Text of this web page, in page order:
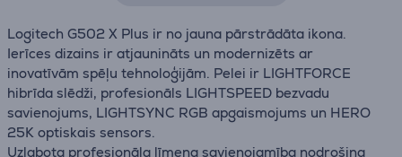
Logitech G502 X Plus ir no jauna pārstrādāta ikona.
Ierīces dizains ir atjaunināts un modernizēts ar
inovatīvām spēļu tehnoloģijām. Pelei ir LIGHTFORCE
hibrīda slēdži, profesionāls LIGHTSPEED bezvadu
savienojums, LIGHTSYNC RGB apgaismojums un HERO
25K optiskais sensors.
Uzlabota profesionāla līmeņa savienojamība nodrošina